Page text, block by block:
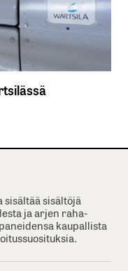
sisältää sisältöjä
ja arjen raha-
kaupallista